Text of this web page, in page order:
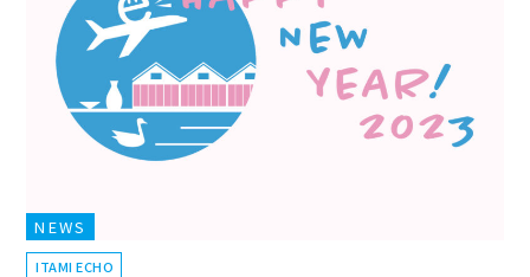
NEWS
ITAMI ECHO